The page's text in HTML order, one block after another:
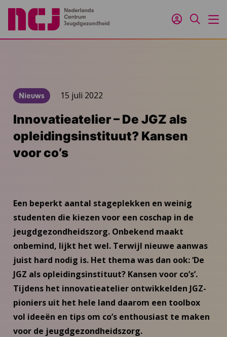
Inloggen
Zoeken
Nieuws 15 juli 2022
Innovatieatelier – De JGZ als
opleidingsinstituut? Kansen
voor co’s
Een beperkt aantal stageplekken en weinig
studenten die kiezen voor een coschap in de
jeugdgezondheidszorg. Onbekend maakt
onbemind, lijkt het wel. Terwijl nieuwe aanwas
juist hard nodig is. Het thema was dan ook: ‘De
JGZ als opleidingsinstituut? Kansen voor co’s’.
Tijdens het innovatieatelier ontwikkelden JGZ-
pioniers uit het hele land daarom een toolbox
vol ideeën en tips om co’s enthousiast te maken
voor de jeugdgezondheidszorg.